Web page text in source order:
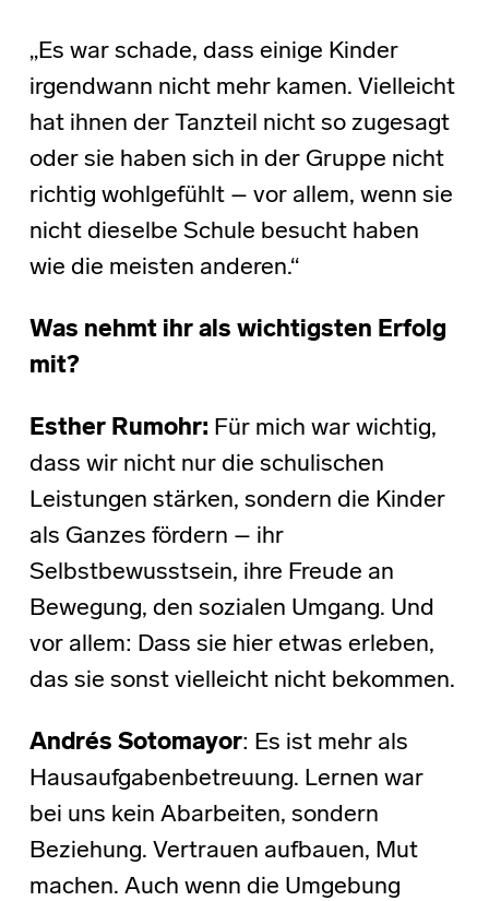
„Es war schade, dass einige Kinder
irgendwann nicht mehr kamen. Vielleicht
hat ihnen der Tanzteil nicht so zugesagt
oder sie haben sich in der Gruppe nicht
richtig wohlgefühlt – vor allem, wenn sie
nicht dieselbe Schule besucht haben
wie die meisten anderen.“
Was nehmt ihr als wichtigsten Erfolg
mit?
Esther Rumohr: Für mich war wichtig,
dass wir nicht nur die schulischen
Leistungen stärken, sondern die Kinder
als Ganzes fördern – ihr
Selbstbewusstsein, ihre Freude an
Bewegung, den sozialen Umgang. Und
vor allem: Dass sie hier etwas erleben,
das sie sonst vielleicht nicht bekommen.
Andrés Sotomayor: Es ist mehr als
Hausaufgabenbetreuung. Lernen war
bei uns kein Abarbeiten, sondern
Beziehung. Vertrauen aufbauen, Mut
machen. Auch wenn die Umgebung